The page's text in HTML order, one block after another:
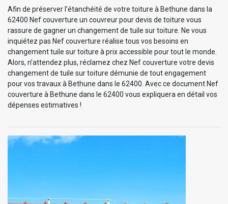
Afin de préserver l’étanchéité de votre toiture à Bethune dans la
62400 Nef couverture un couvreur pour devis de toiture vous
rassure de gagner un changement de tuile sur toiture. Ne vous
inquiétez pas Nef couverture réalise tous vos besoins en
changement tuile sur toiture à prix accessible pour tout le monde.
Alors, n’attendez plus, réclamez chez Nef couverture votre devis
changement de tuile sur toiture démunie de tout engagement
pour vos travaux à Bethune dans le 62400. Avec ce document Nef
couverture à Bethune dans le 62400 vous expliquera en détail vos
dépenses estimatives !